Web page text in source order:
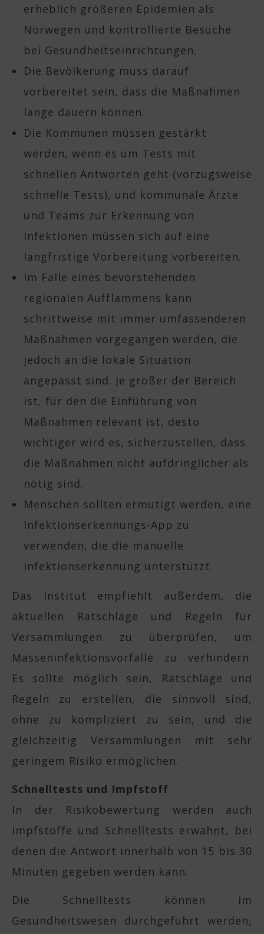
erheblich größeren Epidemien als
Norwegen und kontrollierte Besuche
bei Gesundheitseinrichtungen.
Die Bevölkerung muss darauf
vorbereitet sein, dass die Maßnahmen
lange dauern können.
Die Kommunen müssen gestärkt
werden, wenn es um Tests mit
schnellen Antworten geht (vorzugsweise
schnelle Tests), und kommunale Ärzte
und Teams zur Erkennung von
Infektionen müssen sich auf eine
langfristige Vorbereitung vorbereiten.
Im Falle eines bevorstehenden
regionalen Aufflammens kann
schrittweise mit immer umfassenderen
Maßnahmen vorgegangen werden, die
jedoch an die lokale Situation
angepasst sind. Je größer der Bereich
ist, für den die Einführung von
Maßnahmen relevant ist, desto
wichtiger wird es, sicherzustellen, dass
die Maßnahmen nicht aufdringlicher als
nötig sind.
Menschen sollten ermutigt werden, eine
Infektionserkennungs-App zu
verwenden, die die manuelle
Infektionserkennung unterstützt.
Das Institut empfiehlt außerdem, die
aktuellen Ratschläge und Regeln für
Versammlungen zu überprüfen, um
Masseninfektionsvorfälle zu verhindern.
Es sollte möglich sein, Ratschläge und
Regeln zu erstellen, die sinnvoll sind,
ohne zu kompliziert zu sein, und die
gleichzeitig Versammlungen mit sehr
geringem Risiko ermöglichen.
Schnelltests und Impfstoff
In der Risikobewertung werden auch
Impfstoffe und Schnelltests erwähnt, bei
denen die Antwort innerhalb von 15 bis 30
Minuten gegeben werden kann.
Die Schnelltests können im
Gesundheitswesen durchgeführt werden,